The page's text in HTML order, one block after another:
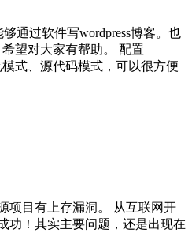
通过软件写wordpress博客。也
望对大家有帮助。 配置
式、源代码模式，可以很方便
项目有上存漏洞。 从互联网开
功！其实主要问题，还是出现在